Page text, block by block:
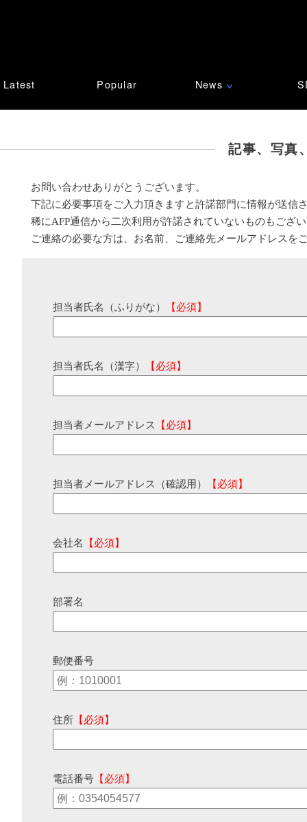
Latest Popular News ∨
記事、写真
お問い合わせありがとうございます。
下記に必要事項をご入力頂きますと許諾部門に情報が送信
稀にAFP通信から二次利用が許諾されていないものもござ
ご連絡の必要な方は、お名前、ご連絡先メールアドレスを
担当者氏名（ふりがな） 【必須】
担当者氏名（漢字） 【必須】
担当者メールアドレス 【必須】
担当者メールアドレス（確認用） 【必須】
会社名 【必須】
部署名
郵便番号
住所 【必須】
電話番号 【必須】